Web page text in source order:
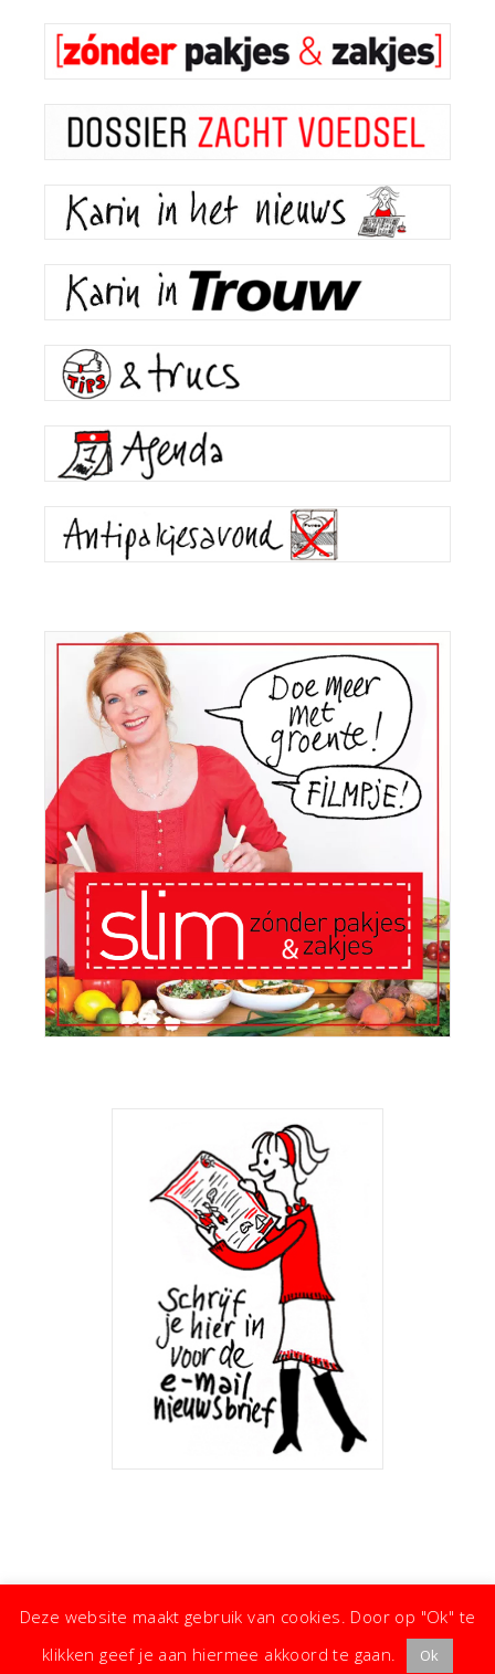
Deze website maakt gebruik van cookies. Door op "Ok" te
klikken geef je aan hiermee akkoord te gaan.
Ok